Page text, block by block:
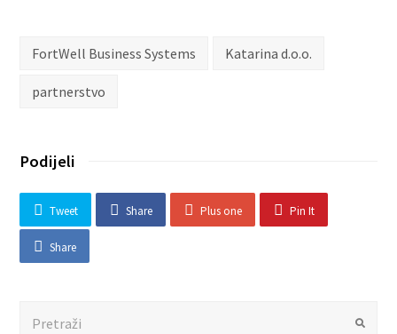
FortWell Business Systems Katarina d.o.o.
partnerstvo
Podijeli
Tweet Share Plus one Pin It
Share
Submit